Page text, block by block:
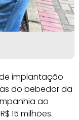
implantação
do bebedor da
ao
15 milhões.